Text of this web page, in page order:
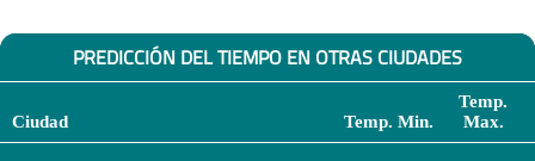
PREDICCIÓN DEL TIEMPO EN OTRAS CIUDADES
Ciudad Temp. Min.
Temp.
Max.